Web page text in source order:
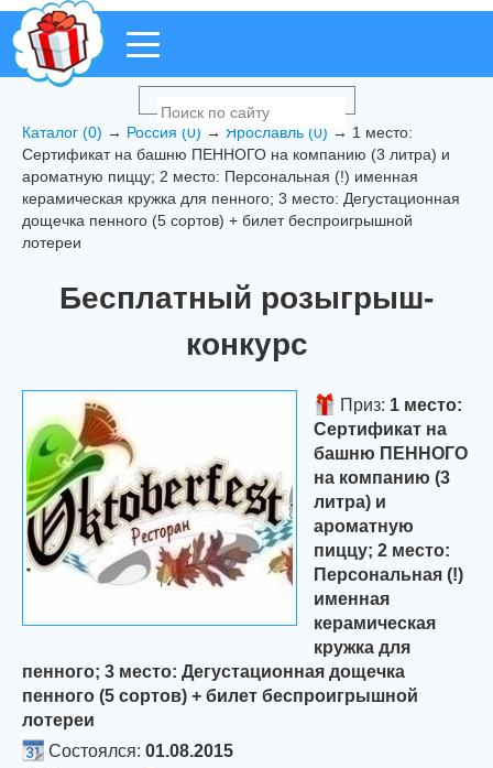
Каталог (0) → Россия (0) → Ярославль (0) → 1 место:
Сертификат на башню ПЕННОГО на компанию (3 литра) и
ароматную пиццу; 2 место: Персональная (!) именная
керамическая кружка для пенного; 3 место: Дегустационная
дощечка пенного (5 сортов) + билет беспроигрышной
лотереи
Бесплатный розыгрыш-
конкурс
Приз: 1 место:
Сертификат на
башню ПЕННОГО
на компанию (3
литра) и
ароматную
пиццу; 2 место:
Персональная (!)
именная
керамическая
кружка для
пенного; 3 место: Дегустационная дощечка
пенного (5 сортов) + билет беспроигрышной
лотереи
Состоялся: 01.08.2015